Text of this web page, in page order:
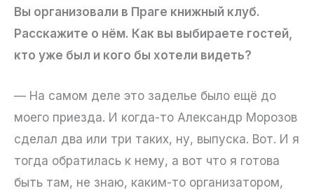
Вы организовали в Праге книжный клуб.
Расскажите о нём. Как вы выбираете гостей,
кто уже был и кого бы хотели видеть?
— На самом деле это заделье было ещё до
моего приезда. И когда-то Александр Морозов
сделал два или три таких, ну, выпуска. Вот. И я
тогда обратилась к нему, а вот что я готова
быть там, не знаю, каким-то организатором,